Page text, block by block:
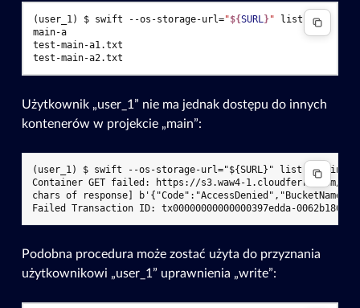
(user_1) $ swift --os-storage-url="${SURL}" list
c-
test-main-a1.txt
test-main-a2.txt
Użytkownik „user_1” nie ma jednak dostępu do innych
kontenerów w projekcie „main”:
(user_1) $ swift --os-storage-url="${SURL}" list c-main-b
Container GET failed: https://s3.waw4-1.cloudferro.com/
chars of response]
Podobna procedura może zostać użyta do przyznania
użytkownikowi „user_1” uprawnienia „write”: